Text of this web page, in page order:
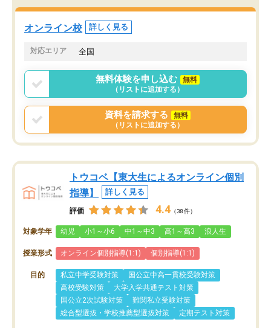
オンライン校 詳しく見る
対応エリア 全国
無料体験を申し込む
無料
（リストに追加する）
資料を請求する
無料
（リストに追加する）
トウコベ【東大生によるオンライン個別
指導】
詳しく見る
評価 4.4 （38件）
対象学年 幼児 小1～小6 中1～中3 高1～高3 浪人生
授業形式 オンライン個別指導(1:1) 個別指導(1:1)
目的 私立中学受験対策
国公立中高一貫校受験対策
高校受験対策
大学入学共通テスト対策
国公立2次試験対策
難関私立受験対策
総合型選抜・学校推薦型選抜対策
定期テスト対策